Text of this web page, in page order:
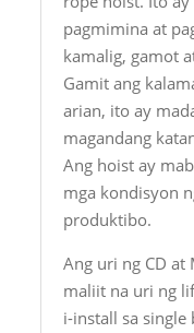
pagmimina at
kamalig, gamot
Gamit ang
arian, ito ay
magandang
Ang hoist ay
mga kondisyon
produktibo.
Ang uri ng CD
maliit na uri ng
i-install sa single